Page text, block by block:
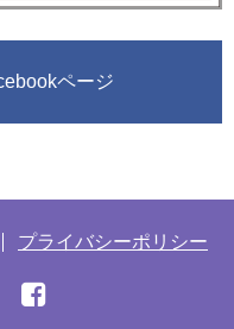
ページ
プライバシーポリシー